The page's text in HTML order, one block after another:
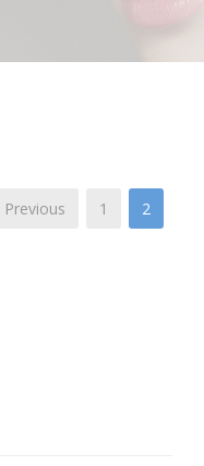
Previous 1 2